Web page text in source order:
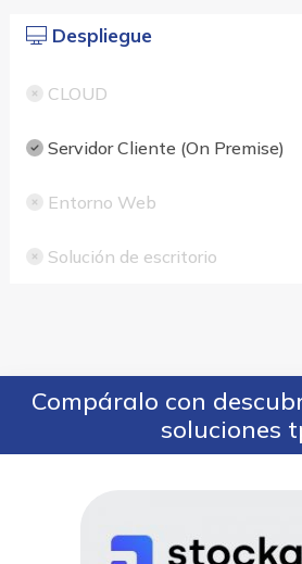
Despliegue
CLOUD
Servidor Cliente (On Premise)
Entorno Web
Solución de escritorio
Compáralo con
soluciones